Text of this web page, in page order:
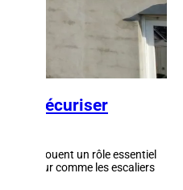
: sécuriser
jouent un rôle essentiel
hauteur comme les escaliers